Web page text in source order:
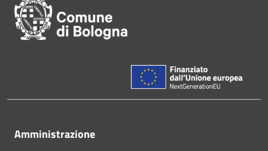
Amministrazione